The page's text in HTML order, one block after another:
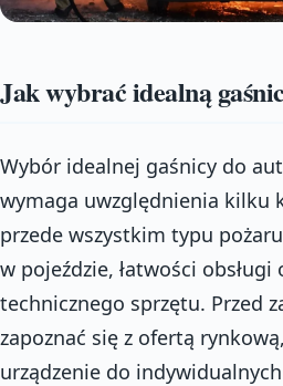
Jak wybrać idealną
Wybór idealnej gaśnicy do
wymaga uwzględnienia kilku
przede wszystkim typu
w pojeździe, łatwości
technicznego sprzętu. Przed
zapoznać się z ofertą
urządzenie do